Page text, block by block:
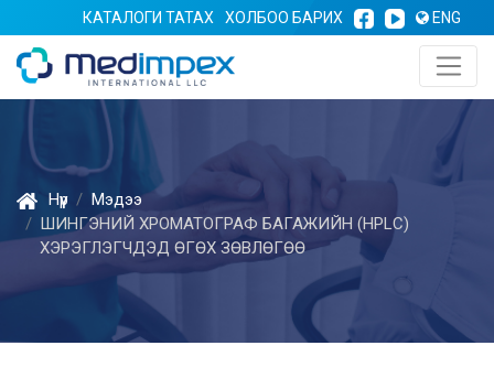
КАТАЛОГИ ТАТАХ ХОЛБОО БАРИХ ENG
Нүүр
Мэдээ
ШИНГЭНИЙ ХРОМАТОГРАФ БАГАЖИЙН (HPLC)
ХЭРЭГЛЭГЧДЭД ӨГӨХ ЗӨВЛӨГӨӨ